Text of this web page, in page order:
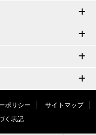
ポリシー
サイトマップ
く表記